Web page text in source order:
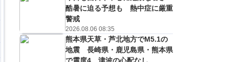
(水)
D
31
(木)
E
29 ℃
予報の
信頼度
B
C
D
E
酷暑に迫る予想も 熱中症に厳重
警戒
2026.08.06 08:35
熊本県天草・芦北地方でM5.1の
地震 長崎県・鹿児島県・熊本県